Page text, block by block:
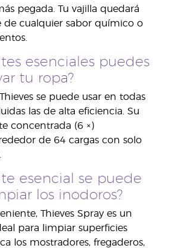
pegada. Tu vajilla quedará
de cualquier sabor químico o
esenciales puedes
tu ropa?
se puede usar en todas
las de alta eficiencia. Su
concentrada (6 ×)
de 64 cargas con solo
esencial se puede
los inodoros?
Thieves Spray es un
para limpiar superficies
los mostradores, fregaderos,